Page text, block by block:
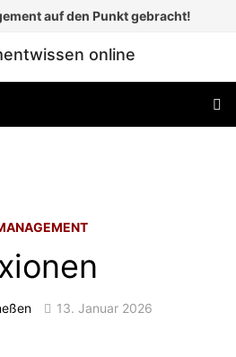
auf den Punkt gebracht!
online
13. Januar 2026